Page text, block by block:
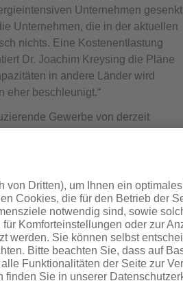
Unternehmen gesenkt
Unternehmen, die in der aktuellen
nichts. Eine Kostenentlastung
Dr. Joachim Kreysing die Pläne
in andere Länder wird
eher beschleunigt.“
Gewerbe von derzeit
profitieren zwarder breite
Energieintensive
bei der Stromsteuer
Die damit verbundene
werden. „So wird eine
Rede sein““, erklärt Dr. Joachim
nach wie vor einen
der Hälfte des aktuellen
beispielsweise der Strompreis in
für die energieintensive Chemie-
Euro-Betrags pro